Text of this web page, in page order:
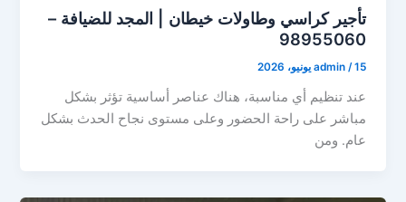
تأجير كراسي وطاولات خيطان | المجد للضيافة –
98955060
admin /15 يونيو، 2026
عند تنظيم أي مناسبة، هناك عناصر أساسية تؤثر بشكل
مباشر على راحة الحضور وعلى مستوى نجاح الحدث بشكل
عام. ومن